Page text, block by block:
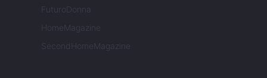
FuturoDonna
HomeMagazine
SecondHomeMagazine